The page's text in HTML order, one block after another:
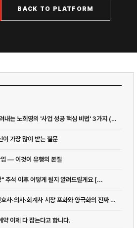
BACK TO PLATFORM
[사업] 정체성 없는 브랜드도 살려내는 노희영의 '사업 성공 핵심 비법' 3가지 (컨설팅)
가장 많이 받는 질문
― 이것이 유행의 본질
추석 이후 어떻게 될지 알려드릴게요 [...
[사업] 전문직도 망하는 시대: 변호사·의사·회계사 시장 포화와 양극화의 진짜 이유
이제 다 잡는다고 합니다.